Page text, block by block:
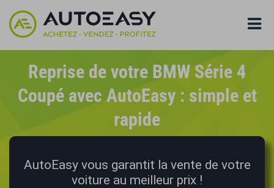
Reprise de votre BMW Série 4
Coupé avec AutoEasy : simple et
rapide
AutoEasy vous garantit la vente de votre
voiture au meilleur prix !